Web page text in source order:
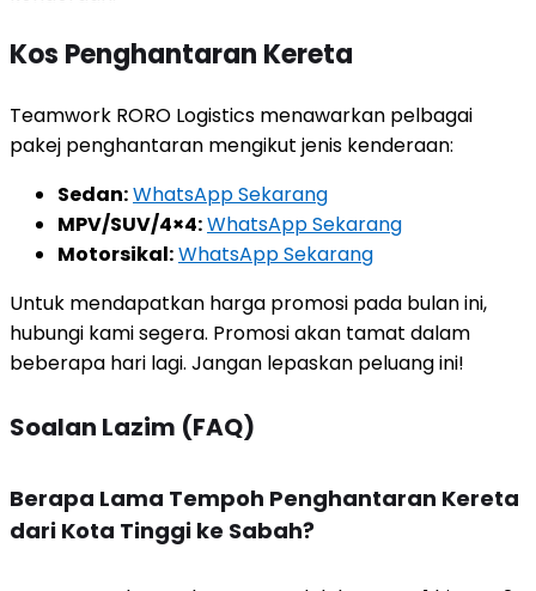
Kos Penghantaran Kereta
Teamwork RORO Logistics menawarkan pelbagai
pakej penghantaran mengikut jenis kenderaan:
Sedan:WhatsApp Sekarang
MPV/SUV/4×4:WhatsApp Sekarang
Motorsikal:WhatsApp Sekarang
Untuk mendapatkan harga promosi pada bulan ini,
hubungi kami segera. Promosi akan tamat dalam
beberapa hari lagi. Jangan lepaskan peluang ini!
Soalan Lazim (FAQ)
Berapa Lama Tempoh Penghantaran Kereta
dari Kota Tinggi ke Sabah?